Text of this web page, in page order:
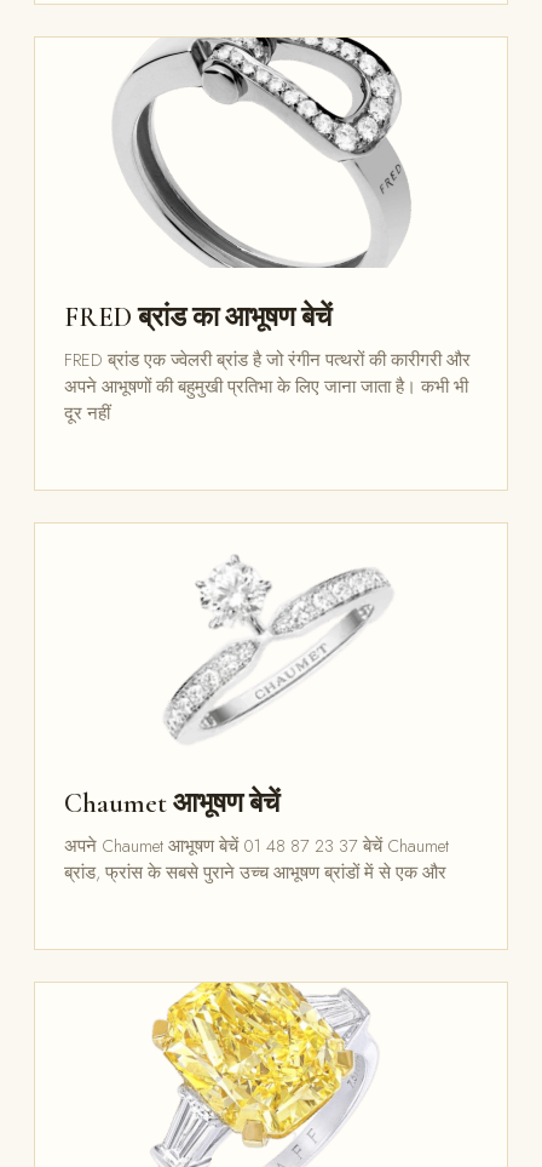
FRED ब्रांड का आभूषण बेचें
FRED ब्रांड एक ज्वेलरी ब्रांड है जो रंगीन पत्थरों की कारीगरी और
अपने आभूषणों की बहुमुखी प्रतिभा के लिए जाना जाता है। कभी भी
दूर नहीं
Chaumet आभूषण बेचें
अपने Chaumet आभूषण बेचें 01 48 87 23 37 बेचें Chaumet
ब्रांड, फ्रांस के सबसे पुराने उच्च आभूषण ब्रांडों में से एक और